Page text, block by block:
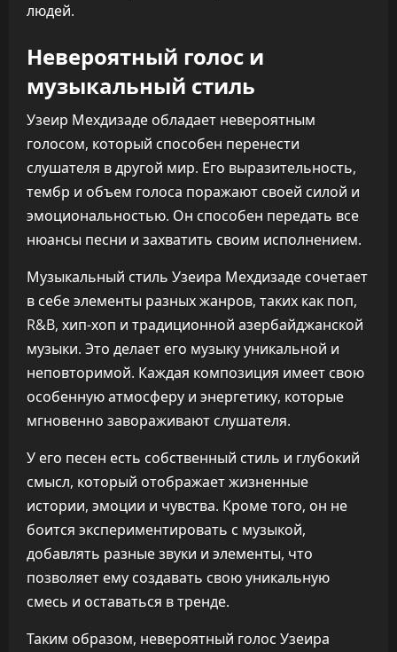
людей.
Невероятный голос и
музыкальный стиль
Узеир Мехдизаде обладает невероятным
голосом, который способен перенести
слушателя в другой мир. Его выразительность,
тембр и объем голоса поражают своей силой и
эмоциональностью. Он способен передать все
нюансы песни и захватить своим исполнением.
Музыкальный стиль Узеира Мехдизаде сочетает
в себе элементы разных жанров, таких как поп,
R&B, хип-хоп и традиционной азербайджанской
музыки. Это делает его музыку уникальной и
неповторимой. Каждая композиция имеет свою
особенную атмосферу и энергетику, которые
мгновенно завораживают слушателя.
У его песен есть собственный стиль и глубокий
смысл, который отображает жизненные
истории, эмоции и чувства. Кроме того, он не
боится экспериментировать с музыкой,
добавлять разные звуки и элементы, что
позволяет ему создавать свою уникальную
смесь и оставаться в тренде.
Таким образом, невероятный голос Узеира